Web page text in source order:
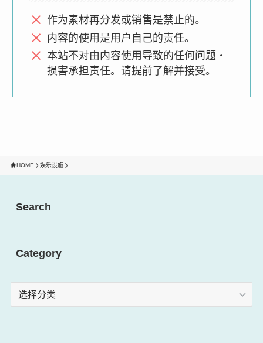
作为素材再分发或销售是禁止的。
内容的使用是用户自己的责任。
本站不对由内容使用导致的任何问题・
损害承担责任。请提前了解并接受。
HOME 娱乐设施
Search
Category
Category